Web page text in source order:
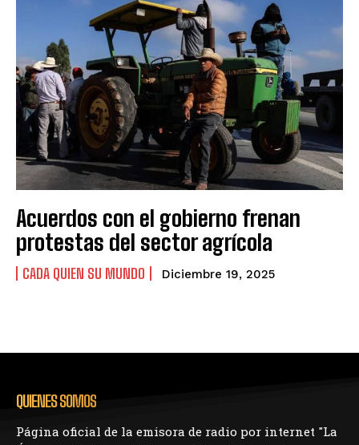
Acuerdos con el gobierno frenan
protestas del sector agrícola
CADA QUIEN SU MUNDO Diciembre 19, 2025
QUIENES SOMOS
Página oficial de la emisora de radio por internet "La